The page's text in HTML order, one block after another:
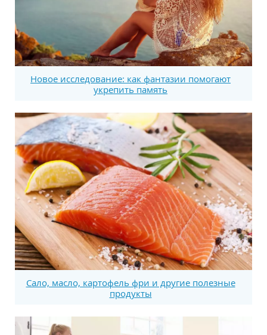
Новое исследование: как фантазии помогают
укрепить память
Сало, масло, картофель фри и другие полезные
продукты